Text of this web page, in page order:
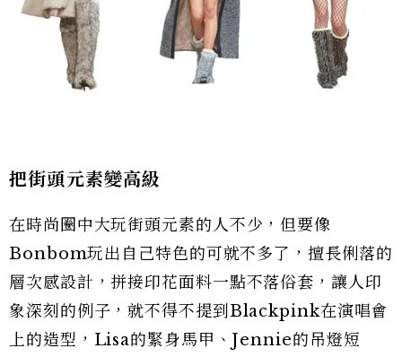
把街頭元素變高級
在時尚圈中大玩街頭元素的人不少，但要像
Bonbom玩出自己特色的可就不多了，擅長俐落的
層次感設計，拼接印花面料一點不落俗套，讓人印
象深刻的例子，就不得不提到Blackpink在演唱會
上的造型，Lisa的緊身馬甲、Jennie的吊燈短